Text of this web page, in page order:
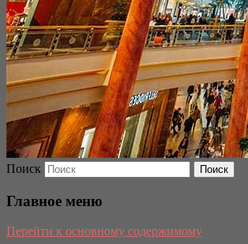
Поиск
Главное меню
Перейти к основному содержимому